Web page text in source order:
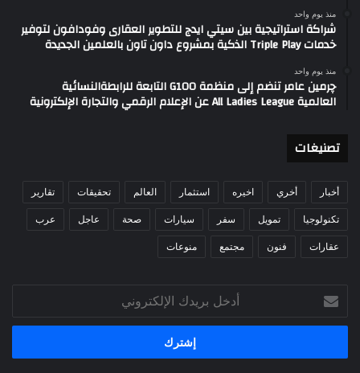
منذ يوم واحد
شراكة استراتيجية بين سيتي ايدج للتطوير العقارى وفودافون لتوفير
خدمات Triple Play الذكية بمشروع داون تاون بالعلمين الجديدة
منذ يوم واحد
چرمين عامر تنضم إلى منظمة G100 التابعة للرابطةالنسائية
العالمية All Ladies League عن الإعلام الرقمي والتجارة الإلكترونية
تصنيغات
أخبار أخري اخيره استثمار العالم تحقيقات تقارير
تكنولوجيا تمويل سفر سيارات صحة عاجل عرب
عقارات فنون مجتمع منوعات
بريدك
الإلكتروني